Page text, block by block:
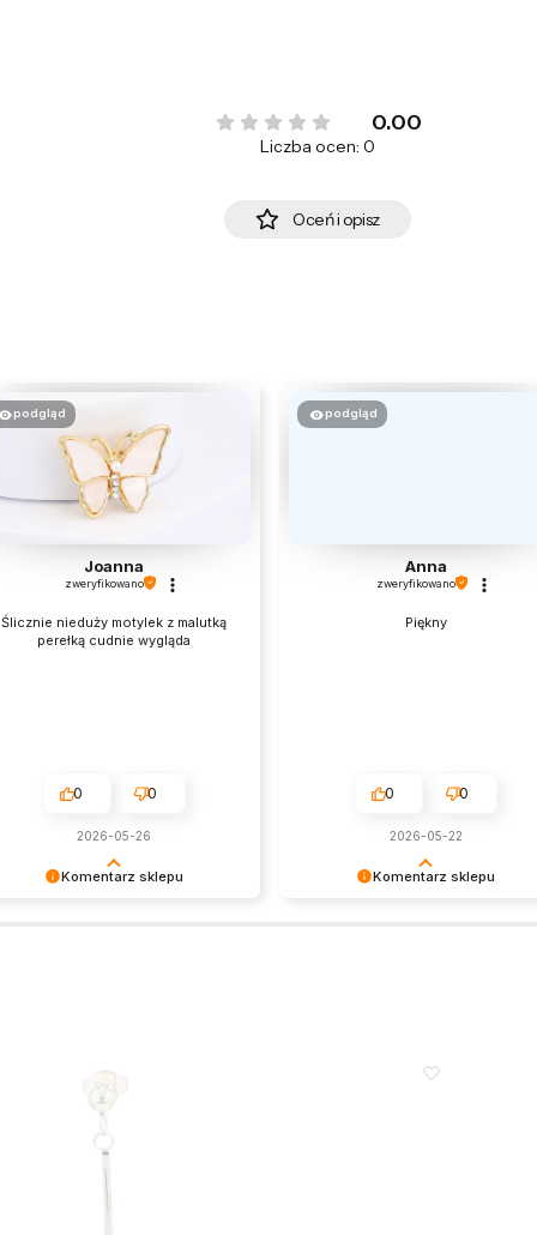
0.00
Liczba ocen: 0
Oceń i opisz
Komentarz sklepu
podgląd
Joanna
zweryfikowano
Ślicznie nieduży motylek z malutką
perełką cudnie wygląda
0 0
2026-05-26
Komentarz sklepu
podgląd
Anna
zweryfikowano
Piękny
0 0
2026-05-22